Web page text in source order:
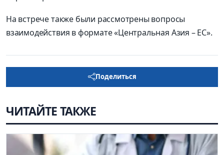
На встрече также были рассмотрены вопросы
взаимодействия в формате «Центральная Азия – ЕС».
Поделиться
ЧИТАЙТЕ ТАКЖЕ